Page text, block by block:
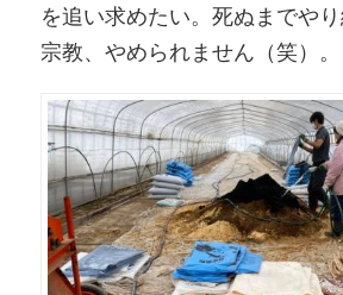
を追い求めたい。死ぬまでや
宗教、やめられません（笑）。